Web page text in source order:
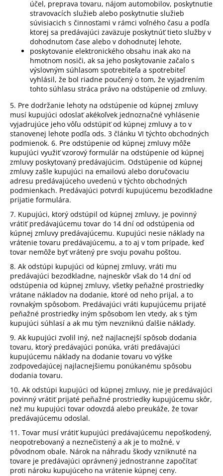
účel, preprava tovaru, nájom automobilov, poskytnutie
stravovacích služieb alebo poskytnutie služieb
súvisiacich s činnosťami v rámci voľného času a podľa
ktorej sa predávajúci zaväzuje poskytnúť tieto služby v
dohodnutom čase alebo v dohodnutej lehote,
poskytovanie elektronického obsahu inak ako na
hmotnom nosiči, ak sa jeho poskytovanie začalo s
výslovným súhlasom spotrebiteľa a spotrebiteľ
vyhlásil, že bol riadne poučený o tom, že vyjadrením
tohto súhlasu stráca právo na odstúpenie od zmluvy.
5. Pre dodržanie lehoty na odstúpenie od kúpnej zmluvy
musí kupujúci odoslať akékoľvek jednoznačné vyhlásenie
vyjadrujúce jeho vôľu odstúpiť od kúpnej zmluvy a to v
stanovenej lehote podľa ods. 3 článku VI týchto obchodných
podmienok. 6. Pre odstúpenie od kúpnej zmluvy môže
kupujúci využiť vzorový formulár na odstúpenie od kúpnej
zmluvy poskytovaný predávajúcim. Odstúpenie od kúpnej
zmluvy zašle kupujúci na emailovú alebo doručovaciu
adresu predávajúceho uvedenú v týchto obchodných
podmienkach. Predávajúci potvrdí kupujúcemu bezodkladne
prijatie formulára.
7. Kupujúci, ktorý odstúpil od kúpnej zmluvy, je povinný
vrátiť predávajúcemu tovar do 14 dní od odstúpenia od
kúpnej zmluvy predávajúcemu. Kupujúci nesie náklady na
vrátenie tovaru predávajúcemu, a to aj v tom prípade, keď
tovar nemôže byť vrátený pre svoju povahu poštou.
8. Ak odstúpi kupujúci od kúpnej zmluvy, vráti mu
predávajúci bezodkladne, najneskôr však do 14 dní od
odstúpenia od kúpnej zmluvy, všetky peňažné prostriedky
vrátane nákladov na dodanie, ktoré od neho prijal, a to
rovnakým spôsobom. Predávajúci vráti kupujúcemu prijaté
peňažné prostriedky iným spôsobom len vtedy, ak s tým
kupujúci súhlasí a ak mu tým nevzniknú ďalšie náklady.
9. Ak kupujúci zvolil iný, než najlacnejší spôsob dodania
tovaru, ktorý predávajúci ponúka, vráti predávajúci
kupujúcemu náklady na dodanie tovaru vo výške
zodpovedajúcej najlacnejšiemu ponúkanému spôsobu
dodania tovaru.
10. Ak odstúpi kupujúci od kúpnej zmluvy, nie je predávajúci
povinný vrátiť prijaté peňažné prostriedky kupujúcemu skôr,
než mu kupujúci tovar odovzdá alebo preukáže, že tovar
predávajúcemu odoslal.
11. Tovar musí vrátiť kupujúci predávajúcemu nepoškodený,
neopotrebovaný a neznečistený a ak je to možné, v
pôvodnom obale. Nárok na náhradu škody vzniknuté na
tovare je predávajúci oprávnený jednostranne započítať
proti nároku kupujúceho na vrátenie kúpnej ceny.